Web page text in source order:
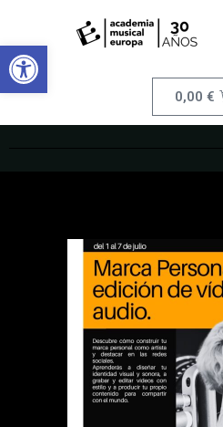
Abrir barra de herramientas
0,00€